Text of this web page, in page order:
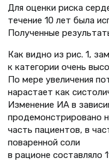
Для оценки риска
течение 10 лет была
Полученные
Как видно из рис. 1,
к категории очень
По мере увеличения
нарастает как
Изменение ИА в
продемонстрировано
часть пациентов, в
поваренной соли
в рационе составляло